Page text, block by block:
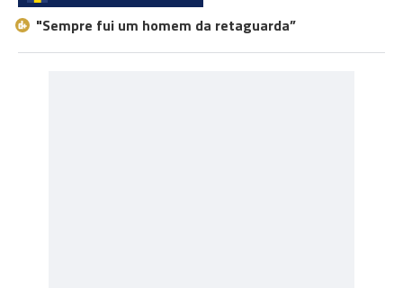
"Sempre fui um homem da retaguarda”